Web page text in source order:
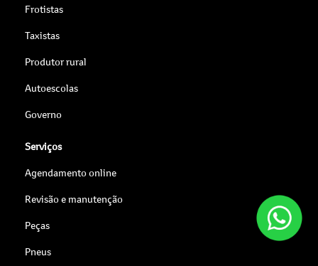
Frotistas
Taxistas
Produtor rural
Autoescolas
Governo
Serviços
Agendamento online
Revisão e manutenção
Peças
Pneus